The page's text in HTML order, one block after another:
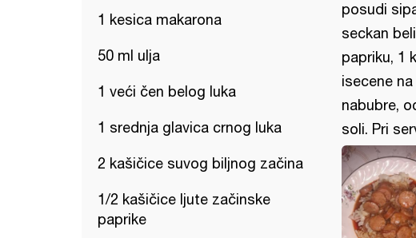
1 kesica makarona
50 ml ulja
1 veći čen belog luka
1 srednja glavica crnog luka
2 kašičice suvog biljnog začina
1/2 kašičice ljute začinske
paprike
posudi
seckan
papriku, 1
isecene
nabubre,
soli. Pri